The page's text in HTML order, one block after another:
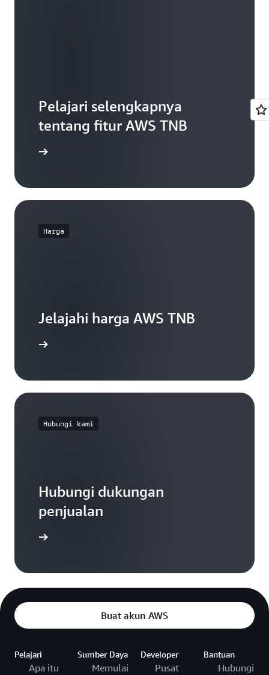
Pelajari selengkapnya
tentang fitur AWS TNB
Harga
Jelajahi harga AWS TNB
Hubungi kami
Hubungi dukungan
penjualan
Buat akun AWS
Pelajari
Apa itu
Sumber Daya
Memulai
Developer
Pusat
Bantuan
Hubungi